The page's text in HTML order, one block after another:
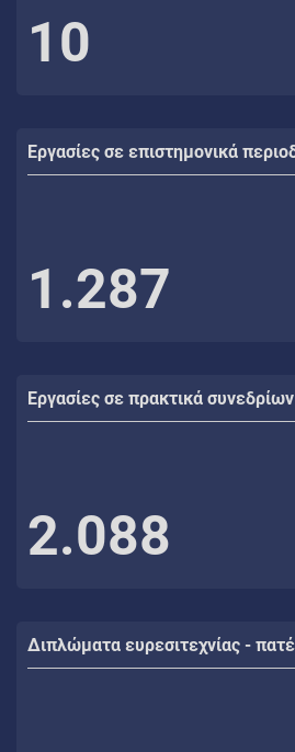
10
Εργασίες σε επιστημονικά
1.287
Εργασίες σε πρακτικά
2.088
Διπλώματα ευρεσιτεχνίας -